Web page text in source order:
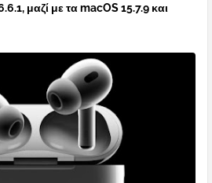
μαζί με τα macOS 15.7.9 και